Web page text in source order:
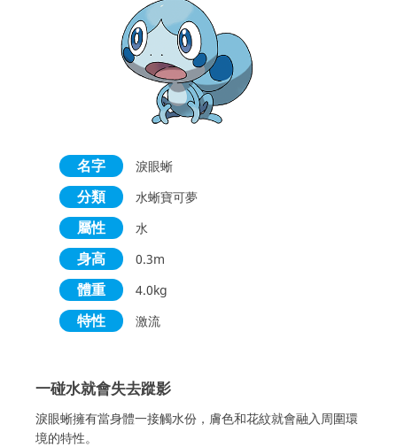
名字 淚眼蜥
分類 水蜥寶可夢
屬性 水
身高 0.3m
體重 4.0kg
特性 激流
一碰水就會失去蹤影
淚眼蜥擁有當身體一接觸水份，膚色和花紋就會融入周圍環
境的特性。